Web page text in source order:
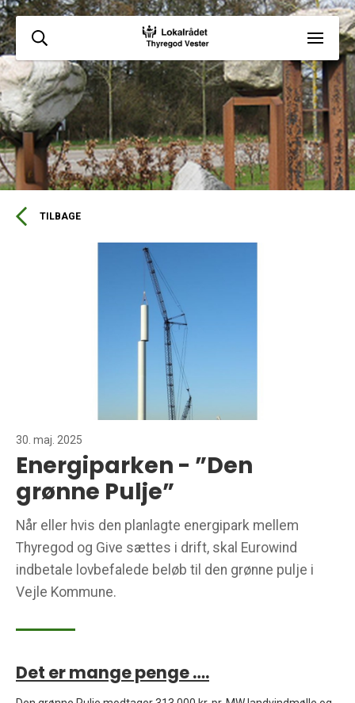
TILBAGE
30. maj. 2025
Energiparken - ”Den
grønne Pulje”
Når eller hvis den planlagte energipark mellem
Thyregod og Give sættes i drift, skal Eurowind
indbetale lovbefalede beløb til den grønne pulje i
Vejle Kommune.
Det er mange penge ….